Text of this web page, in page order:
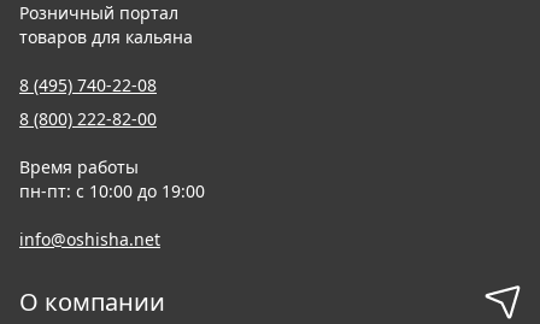
Розничный портал
товаров для кальяна
8 (495) 740-22-08
8 (800) 222-82-00
Время работы
пн-пт: с 10:00 до 19:00
info@oshisha.net
О компании